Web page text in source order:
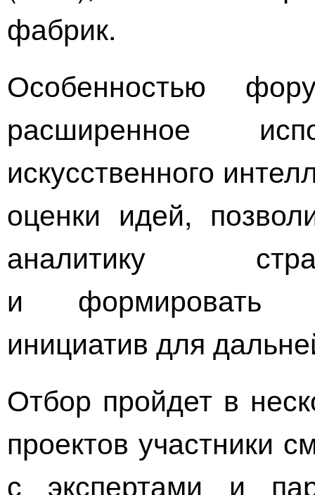
фабрик.
Особенностью
расширенное
искусственного
оценки идей,
аналитику
и формировать
инициатив для
Отбор пройдет в
проектов участники
с экспертами и